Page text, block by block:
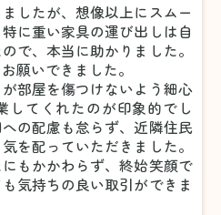
したが、想像以上にスムー
に重い家具の運び出しは自
で、本当に助かりました。
願いできました。
部屋を傷つけないよう細心
してくれたのが印象的でし
の配慮も怠らず、近隣住民
を配っていただきました。
もかかわらず、終始笑顔で
気持ちの良い取引ができま